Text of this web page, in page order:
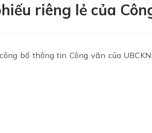
riêng lẻ của
bố thông tin Công văn của